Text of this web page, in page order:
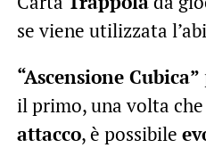
se viene utilizzata
“Ascensione Cubica”
il primo, una volta
attacco, è possibile